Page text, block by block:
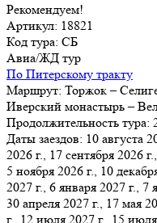
Рекомендуем!
Артикул: 18821
Код тура: СБ
Авиа/ЖД тур
По Питерскому тракту
Маршрут: Торжок –
Иверский монастырь –
Продолжительность тура:
Даты заездов: 10 августа
2026 г., 17 сентября 2026
5 ноября 2026 г.
, 10
2027 г., 6 января 2027 г., 7
30 апреля 2027 г., 17 мая
г., 12 июля 2027 г., 15 июля